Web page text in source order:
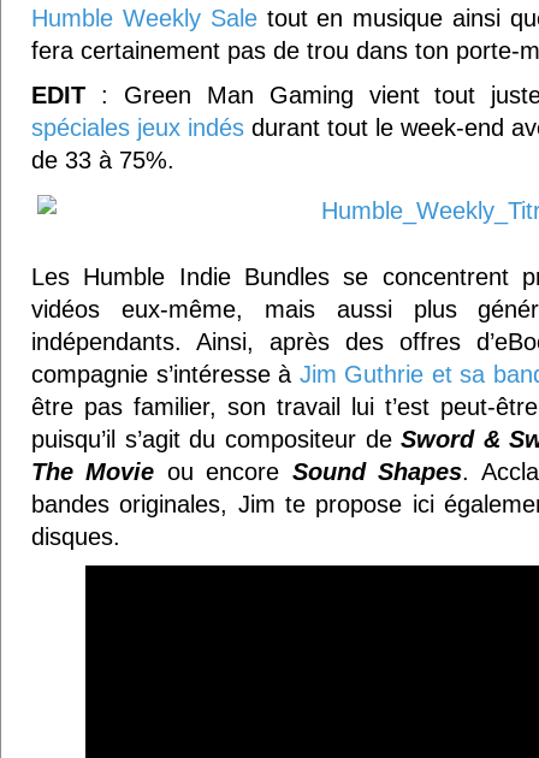
Humble Weekly Saletout en musique ainsi
fera certainement pas de trou dans ton porte-
EDIT : Green Man Gaming vient tout
spéciales jeux indés durant tout le week-end
de 33 à 75%.
Les Humble Indie Bundles se concentrent
vidéos eux-même, mais aussi plus
indépendants. Ainsi, après des offres
compagnie s’intéresse à Jim Guthrie et sa
être pas familier, son travail lui t’est peut-
puisqu’il s’agit du compositeur deSword &
The Movie ou encore SoundShapes.
bandes originales, Jim te propose ici
disques.